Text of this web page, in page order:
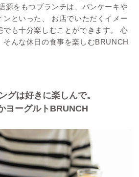
源をもつブランチは、パンケーキや
ンといった、 お店でいただくイメー
でも十分楽しむことができます。 心
そんな休日の食事を楽しむBRUNCH
グは好きに楽しんで。
ヨーグルトBRUNCH